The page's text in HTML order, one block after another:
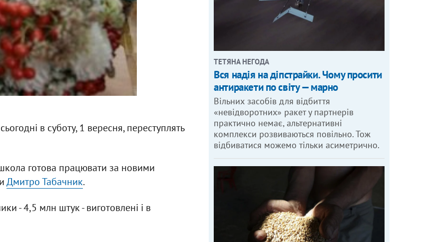
в суботу, 1 вересня, переступлять
готова працювати за новими
Дмитро Табачник.
- 4,5 млн штук - виготовлені і в
ТЕТЯНА НЕГОДА
Вся надія на діпстрайки. Чому просити
антиракети по світу — марно
Вільних засобів для відбиття
«невідворотних» ракет у партнерів
практично немає, альтернативні
комплекси розвиваються повільно. Тож
відбиватися можемо тільки асиметрично.